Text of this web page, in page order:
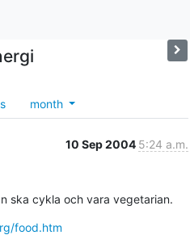
month
10 Sep 2004 5:24 a.m.
ska cykla och vara vegetarian.
food.htm